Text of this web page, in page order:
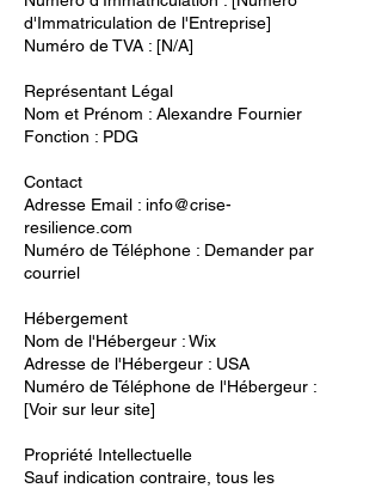
d'Immatriculation de l'Entreprise]
Numéro de TVA : [N/A]
Représentant Légal
Nom et Prénom : Alexandre Fournier
Fonction : PDG
Contact
Adresse Email : info@crise-
resilience.com
Numéro de Téléphone : Demander par
courriel
Hébergement
Nom de l'Hébergeur : Wix
Adresse de l'Hébergeur : USA
Numéro de Téléphone de l'Hébergeur :
[Voir sur leur site]
Propriété Intellectuelle
Sauf indication contraire, tous les